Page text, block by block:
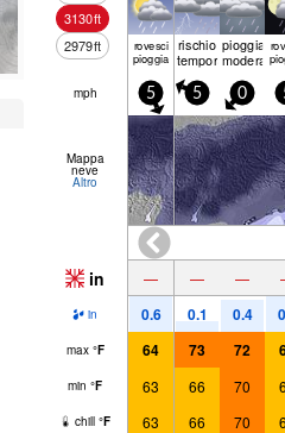
3130ft
2979ft rovesci
pioggia
rischio
temporale
pioggia
moderata
mph 5 5 0
Mappa
neve
Altro
in — — —
in 0.6 0.1 0.4
max °F 64 73 72
min °F 63 66 70
chill °F 63 66 70